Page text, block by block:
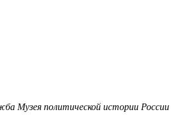
Музея политической истории России